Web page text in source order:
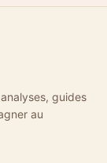
guides
au